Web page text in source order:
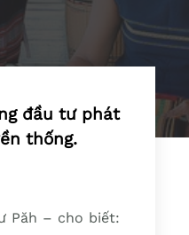
đầu tư phát
thống.
Păh – cho biết: